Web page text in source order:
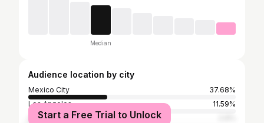
Median
Audience location by city
Mexico City
37.68%
Los Angeles
11.59%
Zapopan
Start a Free Trial to Unlock